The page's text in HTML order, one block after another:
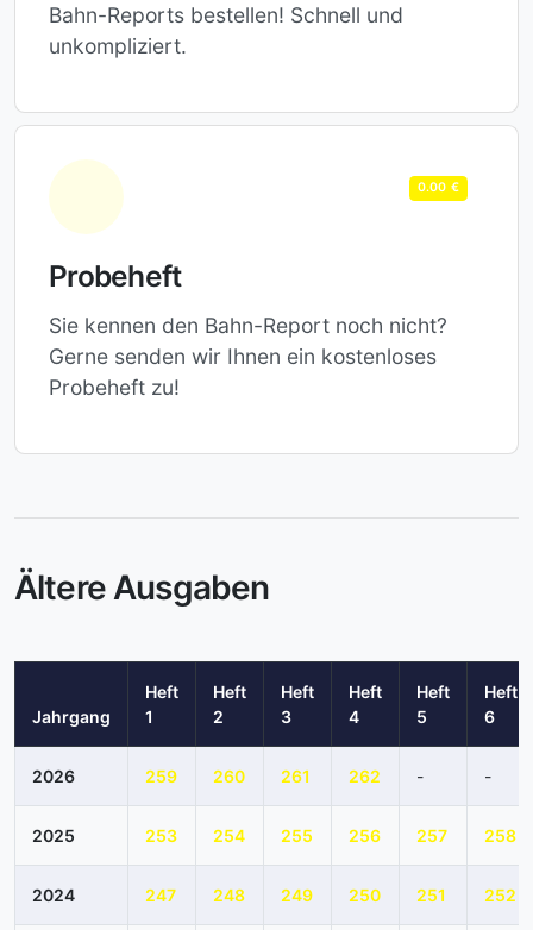
Bahn-Reports bestellen! Schnell und
unkompliziert.
0.00 €
Probeheft
Sie kennen den Bahn-Report noch nicht?
Gerne senden wir Ihnen ein kostenloses
Probeheft zu!
Ältere Ausgaben
Jahrgang
Heft
1
Heft
2
Heft
3
Heft
4
Heft
5
Heft
6
2026 259 260 261 262 - -
2025 253 254 255 256 257 258
2024 247 248 249 250 251 252